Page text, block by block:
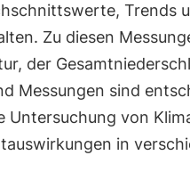
Trends
Zu diesen
der
Messungen sind
Untersuchung von
in